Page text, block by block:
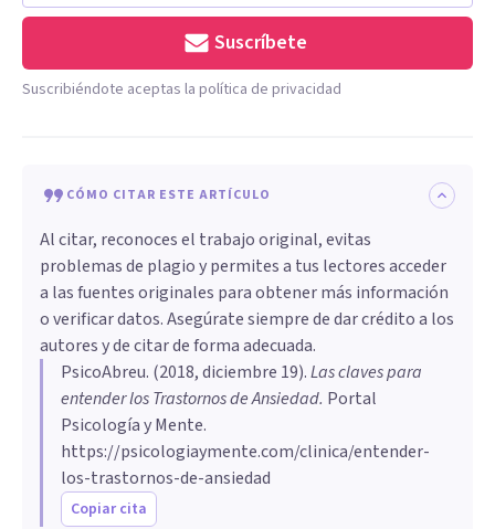
Suscríbete
Suscribiéndote aceptas la política de privacidad
CÓMO CITAR ESTE ARTÍCULO
Al citar, reconoces el trabajo original, evitas
problemas de plagio y permites a tus lectores acceder
a las fuentes originales para obtener más información
o verificar datos. Asegúrate siempre de dar crédito a los
autores y de citar de forma adecuada.
PsicoAbreu. (2018, diciembre 19).Las claves para
entender los Trastornos de Ansiedad. Portal
Psicología y Mente.
https://psicologiaymente.com/clinica/entender-
los-trastornos-de-ansiedad
Copiar cita